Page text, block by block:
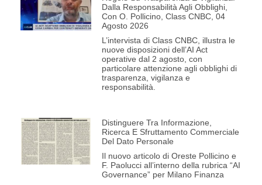
Dalla Responsabilità Agli Obblighi,
Con O. Pollicino, Class CNBC, 04
Agosto 2026
L’intervista di Class CNBC, illustra le
nuove disposizioni dell’AI Act
operative dal 2 agosto, con
particolare attenzione agli obblighi di
trasparenza, vigilanza e
responsabilità.
Distinguere Tra Informazione,
Ricerca E Sfruttamento Commerciale
Del Dato Personale
Il nuovo articolo di Oreste Pollicino e
F. Paolucci all’interno della rubrica “AI
Governance” per Milano Finanza